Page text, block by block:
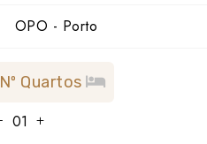
OPO - Porto
Nº Quartos